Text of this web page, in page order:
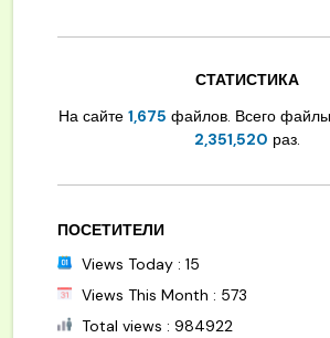
СТАТИСТИКА
На сайте 1,675 файлов. Всего
2,351,520 раз.
ПОСЕТИТЕЛИ
Views Today : 15
Views This Month : 573
Total views : 984922